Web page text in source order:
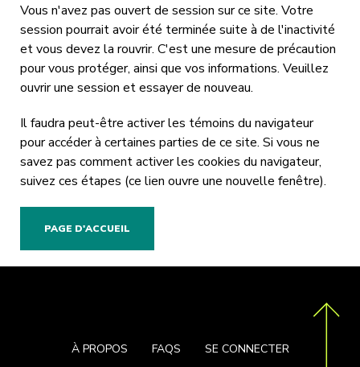
Vous n'avez pas ouvert de session sur ce site. Votre
session pourrait avoir été terminée suite à de l'inactivité
et vous devez la rouvrir. C'est une mesure de précaution
pour vous protéger, ainsi que vos informations. Veuillez
ouvrir une session et essayer de nouveau.
Il faudra peut-être activer les témoins du navigateur
pour accéder à certaines parties de ce site. Si vous ne
savez pas comment activer les cookies du navigateur,
suivez ces étapes (ce lien ouvre une nouvelle fenêtre).
À PROPOS FAQS SE CONNECTER